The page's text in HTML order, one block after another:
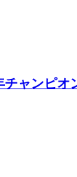
ャンピオ